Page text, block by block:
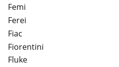
Femi
Ferei
Fiac
Fiorentini
Fluke